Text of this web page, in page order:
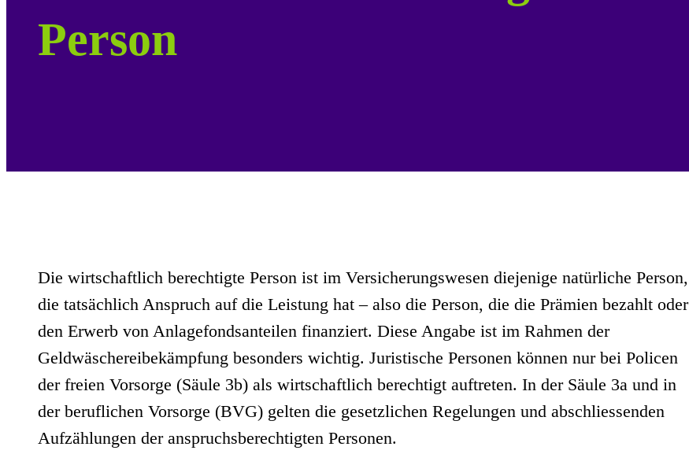
Person
Die wirtschaftlich berechtigte Person ist im Versicherungswesen diejenige natürliche Person,
die tatsächlich Anspruch auf die Leistung hat – also die Person, die die Prämien bezahlt oder
den Erwerb von Anlagefondsanteilen finanziert. Diese Angabe ist im Rahmen der
Geldwäschereibekämpfung besonders wichtig. Juristische Personen können nur bei Policen
der freien Vorsorge (Säule 3b) als wirtschaftlich berechtigt auftreten. In der Säule 3a und in
der beruflichen Vorsorge (BVG) gelten die gesetzlichen Regelungen und abschliessenden
Aufzählungen der anspruchsberechtigten Personen.